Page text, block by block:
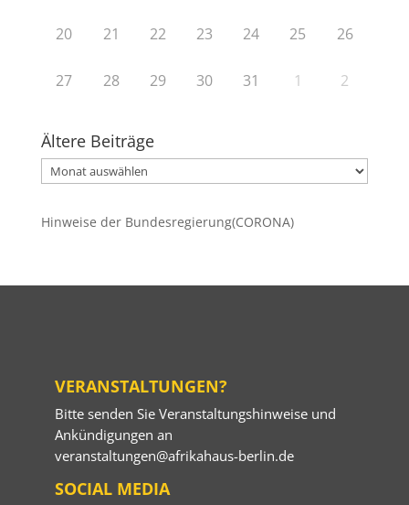
20 21 22 23 24 25 26
27 28 29 30 31 1 2
Ältere Beiträge
Ältere
Beiträge
Hinweise der Bundesregierung(CORONA)
VERANSTALTUNGEN?
Bitte senden Sie Veranstaltungshinweise und
Ankündigungen an
veranstaltungen@afrikahaus-berlin.de
SOCIAL MEDIA